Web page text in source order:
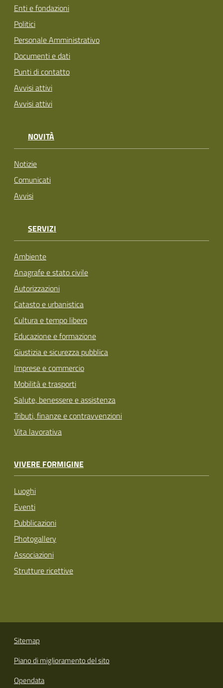
Enti e fondazioni
Politici
Personale Amministrativo
Documenti e dati
Punti di contatto
Avvisi attivi
Avvisi attivi
NOVITÀ
Notizie
Comunicati
Avvisi
SERVIZI
Ambiente
Anagrafe e stato civile
Autorizzazioni
Catasto e urbanistica
Cultura e tempo libero
Educazione e formazione
Giustizia e sicurezza pubblica
Imprese e commercio
Mobilità e trasporti
Salute, benessere e assistenza
Tributi, finanze e contravvenzioni
Vita lavorativa
VIVERE FORMIGINE
Luoghi
Eventi
Pubblicazioni
Photogallery
Associazioni
Strutture ricettive
Sitemap
Piano di miglioramento del sito
Opendata